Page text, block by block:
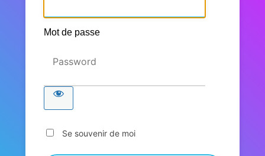
Mot de passe
Se souvenir de moi